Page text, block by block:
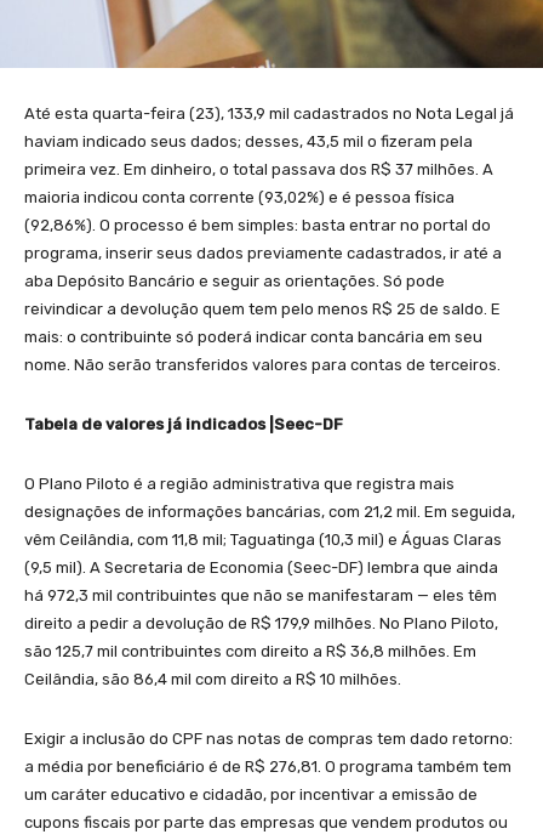
Até esta quarta-feira (23), 133,9 mil cadastrados no Nota Legal já
haviam indicado seus dados; desses, 43,5 mil o fizeram pela
primeira vez. Em dinheiro, o total passava dos R$ 37 milhões. A
maioria indicou conta corrente (93,02%) e é pessoa física
(92,86%). O processo é bem simples: basta entrar no portal do
programa, inserir seus dados previamente cadastrados, ir até a
aba Depósito Bancário e seguir as orientações. Só pode
reivindicar a devolução quem tem pelo menos R$ 25 de saldo. E
mais: o contribuinte só poderá indicar conta bancária em seu
nome. Não serão transferidos valores para contas de terceiros.
Tabela de valores já indicados |Seec-DF
O Plano Piloto é a região administrativa que registra mais
designações de informações bancárias, com 21,2 mil. Em seguida,
vêm Ceilândia, com 11,8 mil; Taguatinga (10,3 mil) e Águas Claras
(9,5 mil). A Secretaria de Economia (Seec-DF) lembra que ainda
há 972,3 mil contribuintes que não se manifestaram — eles têm
direito a pedir a devolução de R$ 179,9 milhões. No Plano Piloto,
são 125,7 mil contribuintes com direito a R$ 36,8 milhões. Em
Ceilândia, são 86,4 mil com direito a R$ 10 milhões.
Exigir a inclusão do CPF nas notas de compras tem dado retorno:
a média por beneficiário é de R$ 276,81. O programa também tem
um caráter educativo e cidadão, por incentivar a emissão de
cupons fiscais por parte das empresas que vendem produtos ou